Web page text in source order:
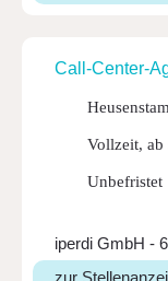
Call-Cen­ter-
Vollzeit, ab
Unbefristet
iperdi GmbH -
zur